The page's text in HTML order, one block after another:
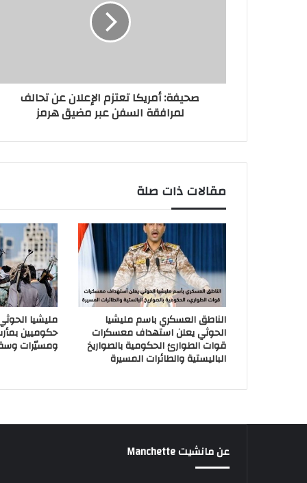
صحيفة: أمريكا تعتزم الإعلان عن تحالف
لمرافقة السفن عبر مضيق هرمز
مقالات ذات صلة
الناطق العسكري باسم مليشيا
الحوثي يعلن استهداف معسكرات
قوات الطوارئ الحكومية بالصواريخ
الباليستية والطائرات المسيرة
مليشيا
حكوميين
ومسيّرات
عن مانشيت Manchette